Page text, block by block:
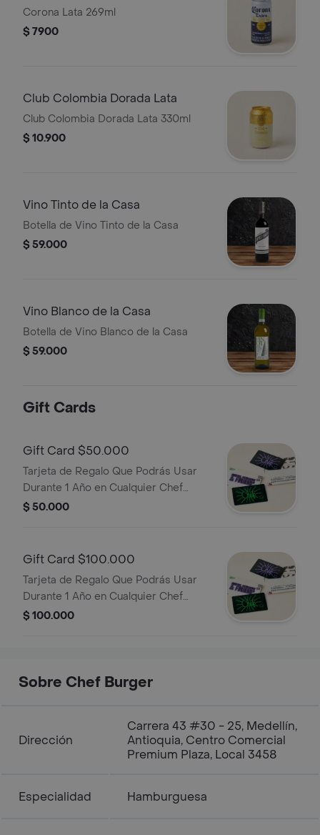
Corona Lata 269ml
$ 7900
Club Colombia Dorada Lata
Club Colombia Dorada Lata 330ml
$ 10.900
Vino Tinto de la Casa
Botella de Vino Tinto de la Casa
$ 59.000
Vino Blanco de la Casa
Botella de Vino Blanco de la Casa
$ 59.000
Gift Cards
Gift Card $50.000
Tarjeta de Regalo Que Podrás Usar
Durante 1 Año en Cualquier Chef
Burger Del Pais. No Aplica Para
$ 50.000
Gift Card $100.000
Tarjeta de Regalo Que Podrás Usar
Durante 1 Año en Cualquier Chef
Burger Del Pais. No Aplica Para
$ 100.000
Sobre Chef Burger
Dirección
Carrera 43 #30 - 25, Medellín,
Antioquia, Centro Comercial
Premium Plaza, Local 3458
Especialidad Hamburguesa